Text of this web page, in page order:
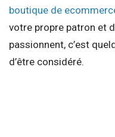
boutique de
votre propre patron et
passionnent, c’est
d’être considéré.